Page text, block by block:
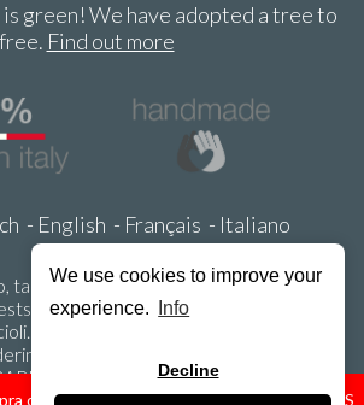
We use cookies to improve your
experience.
Info
Decline
ora spediremo dal 31 Agosto! — HOLIDAYS
is green! We have adopted a tree to
Find out more
- English - Français - Italiano
tappeti auto, accessori auto MADE IN
Mittelarmlehnen, Accoundoirs -
- P.Iva IT02178470353
8 int. 1 - 37131 Verona (VR) - Italy -
UFFICIO 9:00-12:00, 15:00-18:00,
- info@braccioli-italy-armrests.com